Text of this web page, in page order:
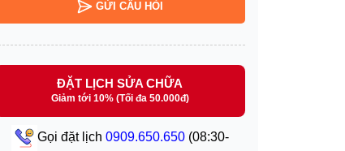
GỬI CÂU HỎI
ĐẶT LỊCH SỬA CHỮA
Giảm tới 10% (Tối đa 50.000đ)
Gọi đặt lịch 0909.650.650(08:30-